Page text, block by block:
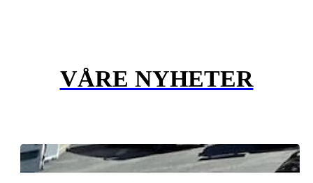
VÅRE NYHETER